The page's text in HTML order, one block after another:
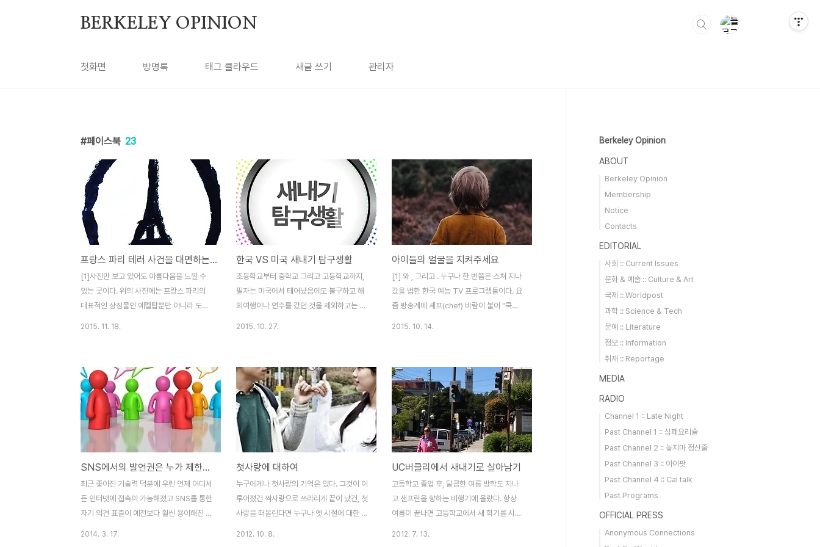
BERKELEY OPINION
첫화면 방명록 태그 클라우드 새글 쓰기 관리자
페이스북 23
프랑스 파리 테러 사건을 대면하는 우리들의 자세
[1]사진만 보고 있어도 아름다움을 느낄 수
있는 곳이다. 위의 사진에는 프랑스 파리의
대표적인 상징물인 에펠탑뿐만 아니라 도시
씩은 그때의 추억을 꺼내보며 당시 "파리"라
는 도시에 감탄할 수밖에 없었던 이유들을 다
시금 되뇌어보기도 한다. 나뿐만이 아닐 것이
다. 파리는 우리들의 달력이나 우표 또는 잡
지의 표지에서 쉽게 찾아볼 수 있는 에펠탑을
포함해 총 400여 개가 넘는 관광명소를 소
유하고 있는 곳이다. 예를 들어 노트르담 대
성당, 가르니에 궁전, 개선문, 샹젤리제 거리,
루브르 박물관, 콩코르드 광장 등, 사실은 프
랑스라는 나라뿐만..
2015. 11. 18.
한국 VS 미국 새내기 탐구생활
초등학교부터 중학교 그리고 고등학교까지,
필자는 미국에서 태어났음에도 불구하고 해
외여행이나 연수를 갔던 것을 제외하고는 오
을 간 몇몇 친구들이 전부. 필자의 친구 목록
중 아마 70% 이상은 대부분 한국에서 대학
교를 다니고 있는 사람들일 것이다. 자주 연
락하는 친구들도 한국 대학생, 주로 페이스북
에서 보이는 게시물도 전부 한국 대학가 맛집
소개 글. 그리고 심지어 한국 대학교들의 대
나무숲 페이지까지 열심히 팔로우하고 있는
본인으로서는 자연스럽게 한국 대학 문화에
대한 익숙함, 그리고 그보다 더 큰 호기심이
생길 수밖에 없다. 그리고 그..
2015. 10. 27.
아이들의 얼굴을 지켜주세요
[1] 와 , 그리고 . 누구나 한 번쯤은 스쳐 지나
갔을 법한 한국 예능 TV 프로그램들이다. 요
즘 방송계에 셰프(chef) 바람이 불어 "쿡
모여 아이들과 여행을 떠나는 모습을 방송하
는 프로그램부터, 엄마와 아빠 모두가 잘 알
려진 가족들이 모여 일상적인 모습들을 서슴
없이 공개하는 프로그램까지. 비록 다양한 플
랫폼을 자랑하며 차별화를 두고 있다고는 해
도 앞서 말했던 세 프로그램이 공통적으로 방
송을 통해 그려내고자 하는 궁극적 테마는 같
지 않을까 싶다. 그들은 모두 많은 사람들이
공감할 수 있을법한 '부부 사이의 소소한 갈
등과 아이들..
2015. 10. 14.
SNS에서의 발언권은 누가 제한했는가
최근 좋아진 기술력 덕분에 우린 언제 어디서
든 인터넷에 접속이 가능해졌고 SNS를 통한
자기 의견 표출이 예전보다 훨씬 용이해진 것
2014. 3. 17.
첫사랑에 대하여
누구에게나 첫사랑의 기억은 있다. 그것이 이
루어졌건 짝사랑으로 쓰라리게 끝이 났건, 첫
사랑을 떠올린다면 누구나 옛 시절에 대한 향
2012. 10. 8.
UC버클리에서 새내기로 살아남기
고등학교 졸업 후, 달콤한 여름 방학도 지나
고 샌프란을 향하는 비행기에 올랐다. 항상
여름이 끝나면 고등학교에서 새 학기를 시작
2012. 7. 13.
Berkeley Opinion
ABOUT
Berkeley Opinion
Membership
Notice
Contacts
EDITORIAL
사회 :: Current Issues
문화 & 예술 :: Culture & Art
국제 :: Worldpost
과학 :: Science & Tech
문예 :: Literature
정보 :: Information
취재 :: Reportage
MEDIA
RADIO
Channel 1 :: Late Night
Past Channel 1 :: 심폐요리술
Past Channel 2 :: 놓지마 정신줄
Past Channel 3 :: 아이팟
Past Channel 4 :: Cal talk
Past Programs
OFFICIAL PRESS
Anonymous Connections